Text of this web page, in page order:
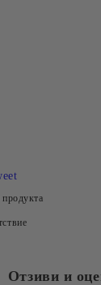
Отзиви и